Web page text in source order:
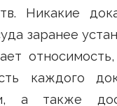
Никакие
заранее
каждого
а также